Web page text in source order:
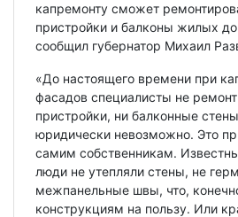
капремонту сможет
пристройки и балконы жилых
сообщил губернатор Михаил
«До настоящего времени при
фасадов специалисты не
пристройки, ни балконные
юридически невозможно. Это
самим собственникам.
люди не утепляли стены, не
межпанельные швы, что,
конструкциям на пользу. Или